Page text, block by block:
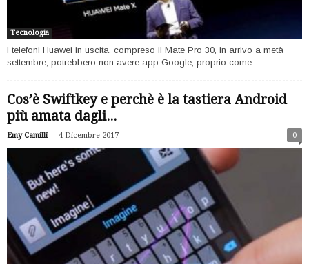
Tecnologia
I telefoni Huawei in uscita, compreso il Mate Pro 30, in arrivo a metà
settembre, potrebbero non avere app Google, proprio come...
Cos’è Swiftkey e perchè è la tastiera Android
più amata dagli...
Emy Camilli - 4 Dicembre 2017 0